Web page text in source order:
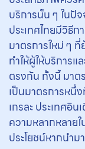
บริการนั้น ๆ ในปั
ประเทศไทยมีวิธีก
มาตรการใหม่ ๆ
ทำให้ผู้ให้บริการแ
ตรงกัน ทั้งนี้ มา
เป็นมาตรการหนึ่
เกรละ ประเทศอิ
ความหลากหลาย
ประโยชน์หากนำม